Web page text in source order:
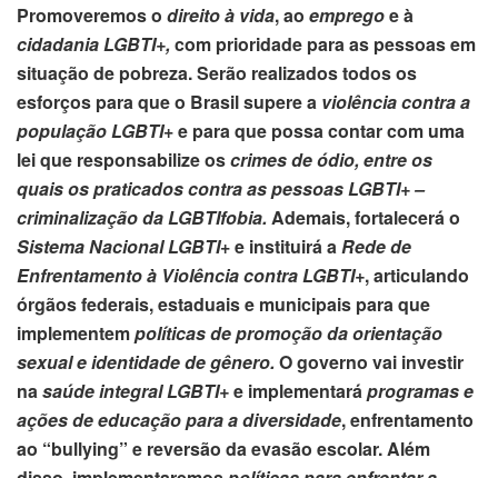
Promoveremos o direito à vida, ao empregoe à
cidadania LGBTI+, com prioridade para as pessoas em
situação de pobreza. Serão realizados todos os
esforços para que o Brasil supere a violência contra a
população LGBTI+ e para que possa contar com uma
lei que responsabilize oscrimes de ódio, entre os
quais os praticados contra as pessoas LGBTI+ –
criminalização da LGBTIfobia. Ademais, fortalecerá o
Sistema Nacional LGBTI+ e instituirá aRede de
Enfrentamento à Violência contra LGBTI+, articulando
órgãos federais, estaduais e municipais para que
implementempolíticas de promoção da orientação
sexual e identidade de gênero. O governo vai investir
nasaúde integral LGBTI+e implementaráprogramas e
ações de educação para a diversidade, enfrentamento
ao “bullying” e reversão da evasão escolar. Além